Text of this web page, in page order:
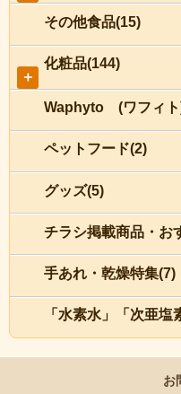
その他食品(15)
＋
化粧品(144)
Waphyto (ワフィト
ペットフード(2)
グッズ(5)
チラシ掲載商品・お
手あれ・乾燥特集(7)
「水素水」「次亜
お